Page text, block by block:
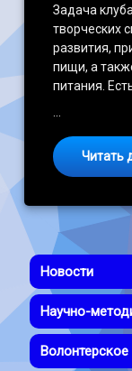
Задача
творческих
развития,
пищи, а
питания.
Читать
Новости
Научно-